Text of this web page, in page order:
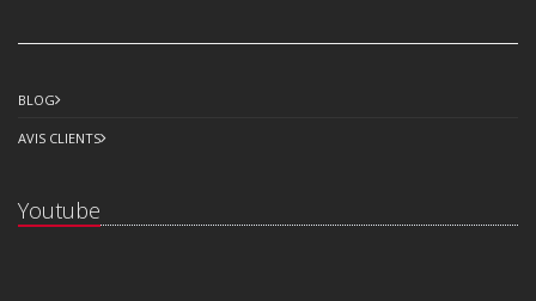
BLOG
AVIS CLIENTS
Youtube